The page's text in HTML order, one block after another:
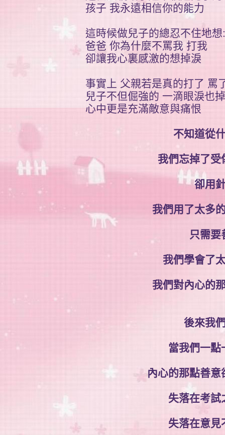
孩子 我永遠相信你的能力
這時候做兒子的總忍不住地想:
爸爸 你為什麼不罵我 打我
卻讓我心裏感激的想掉淚
事實上 父親若是真的打了 罵
兒子不但倔強的 一滴眼淚也
心中更是充滿敵意與痛恨
不知道從
我們忘掉了受
卻用
我們用了太多
只需要
我們學會了
我們對內心的
後來我
當我們一點
內心的那點善
失落在考試
失落在意見